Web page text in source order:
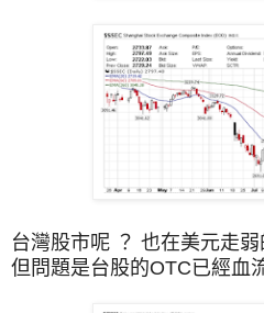
台灣股市呢 ？ 也在美元走
但問題是台股的OTC已經血